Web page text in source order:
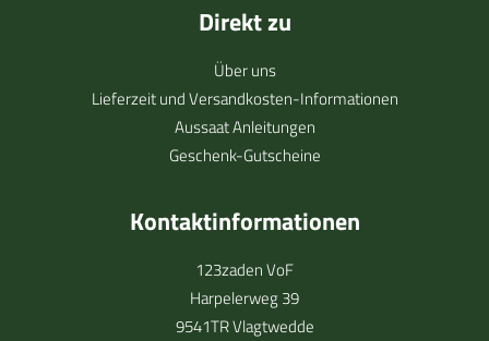
Direkt zu
Über uns
Lieferzeit und Versandkosten-Informationen
Aussaat Anleitungen
Geschenk-Gutscheine
Kontaktinformationen
123zaden VoF
Harpelerweg 39
9541TR Vlagtwedde